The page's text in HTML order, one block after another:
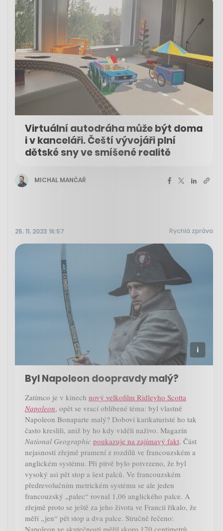
Virtuální autodráha může být doma
i v kanceláři. Čeští vývojáři plní
dětské sny ve smíšené realitě
MICHAL MANČAŘ
25. 11. 2023 16:57 Rychlá zpráva
Byl Napoleon doopravdy malý?
Zatímco je v kinech nový velkofilm Ridleyho Scotta
Napoleon, opět se vrací oblíbené téma: byl vlastně
Napoleon Bonaparte malý? Doboví karikaturisté ho tak
často kreslili, aniž by ho kdy viděli naživo. Magazín
National Geographic poukazuje na zajímavý fakt. Část
nejasností zřejmě pramení z rozdílů ve francouzském a
anglickém systému. Při pitvě bylo potvrzeno, že byl
vysoký asi pět stop a šest palců. Ve francouzském
předrevolučním metrickém systému se ale jeden
francouzský „palec“ rovnal 1,06 anglického palce. A
zřejmě proto se ještě za jeho života ve Francii říkalo, že
měří „jen“ pět stop a dva palce. Stručně řečeno: